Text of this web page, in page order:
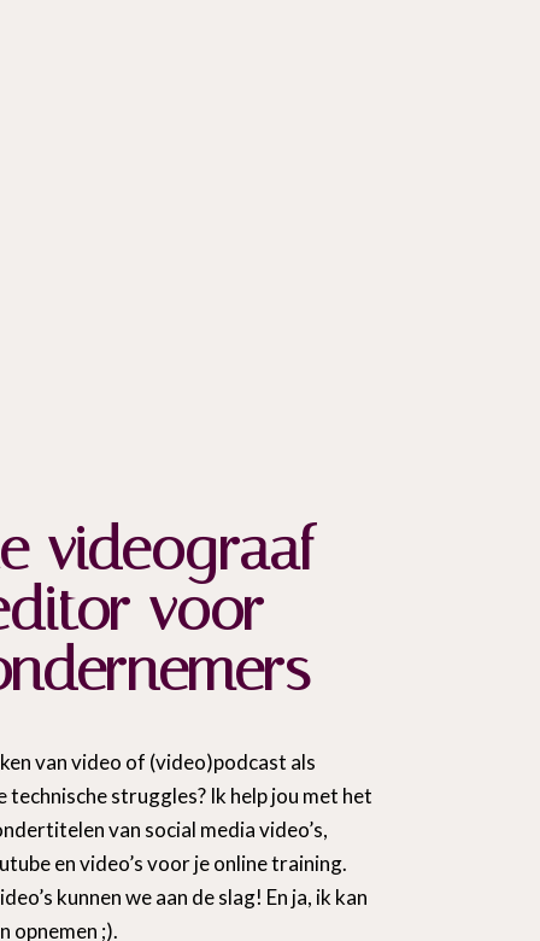
videograaf
voor
van video of (video)podcast als
struggles? Ik help jou met het
van social media video’s,
en video’s voor je online training.
kunnen we aan de slag! En ja, ik kan
opnemen ;).